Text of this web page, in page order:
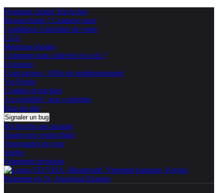
Pourquoi choisir TopAchat
Besoin d'aide ? Contacte nous
Conditions Générales de vente
CGU
Mentions légales
Comment sont collectés les avis ?
Livraison
Code promo / Offre de remboursement
Vie Privée
Cookies et trackers
Accessibilité : non conforme
Plan du site
Signaler un bug
Recherche par marque
Toutes nos ventes flash
Nouveautés du jour
Soldes
Paiements sécurisés